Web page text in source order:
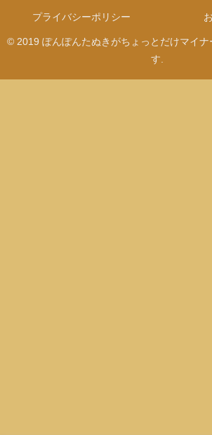
プライバシーポリシー
© 2019 ぽんぽんたぬきがちょっとだけマイナ
す.